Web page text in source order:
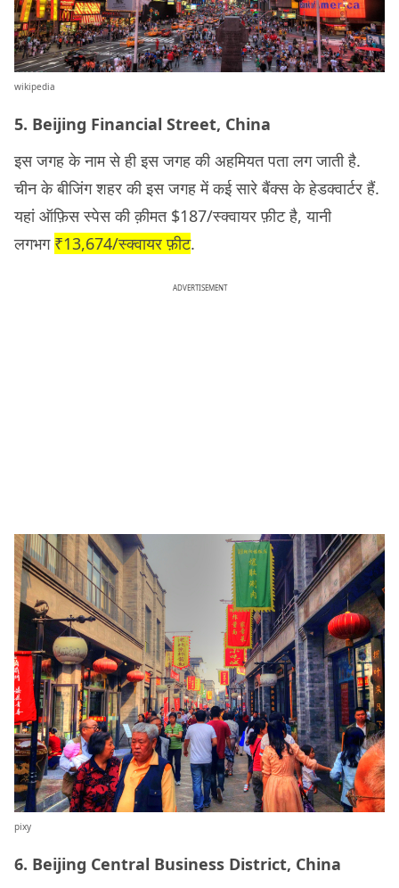
wikipedia
5. Beijing Financial Street, China
इस जगह के नाम से ही इस जगह की अहमियत पता लग जाती है.
चीन के बीजिंग शहर की इस जगह में कई सारे बैंक्स के हेडक्वार्टर हैं.
यहां ऑफ़िस स्पेस की क़ीमत $187/स्क्वायर फ़ीट है, यानी
लगभग ₹13,674/स्क्वायर फ़ीट.
ADVERTISEMENT
pixy
6. Beijing Central Business District, China